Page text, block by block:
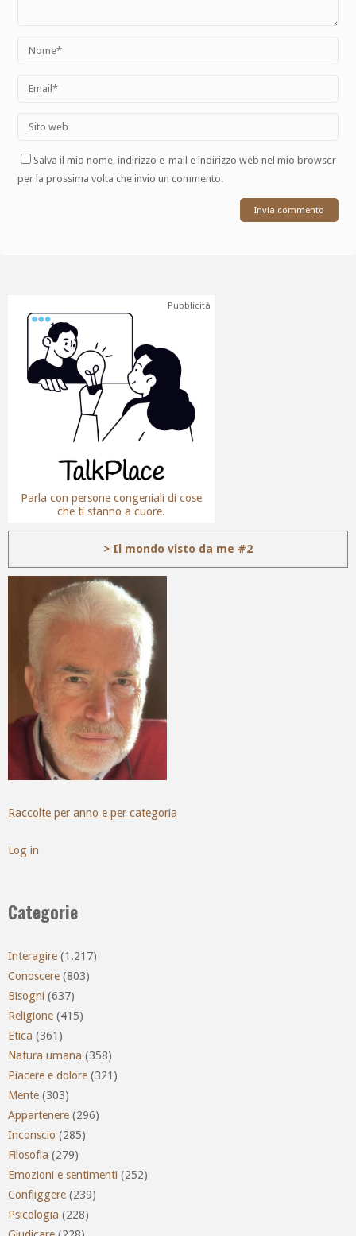
Salva il mio nome, indirizzo e-mail e indirizzo web nel mio browser
per la prossima volta che invio un commento.
Pubblicità
Parla con persone congeniali di cose
che ti stanno a cuore.
> Il mondo visto da me #2
Raccolte per anno e per categoria
Log in
Categorie
Interagire (1.217)
Conoscere (803)
Bisogni (637)
Religione (415)
Etica (361)
Natura umana (358)
Piacere e dolore (321)
Mente (303)
Appartenere (296)
Inconscio (285)
Filosofia (279)
Emozioni e sentimenti (252)
Confliggere (239)
Psicologia (228)